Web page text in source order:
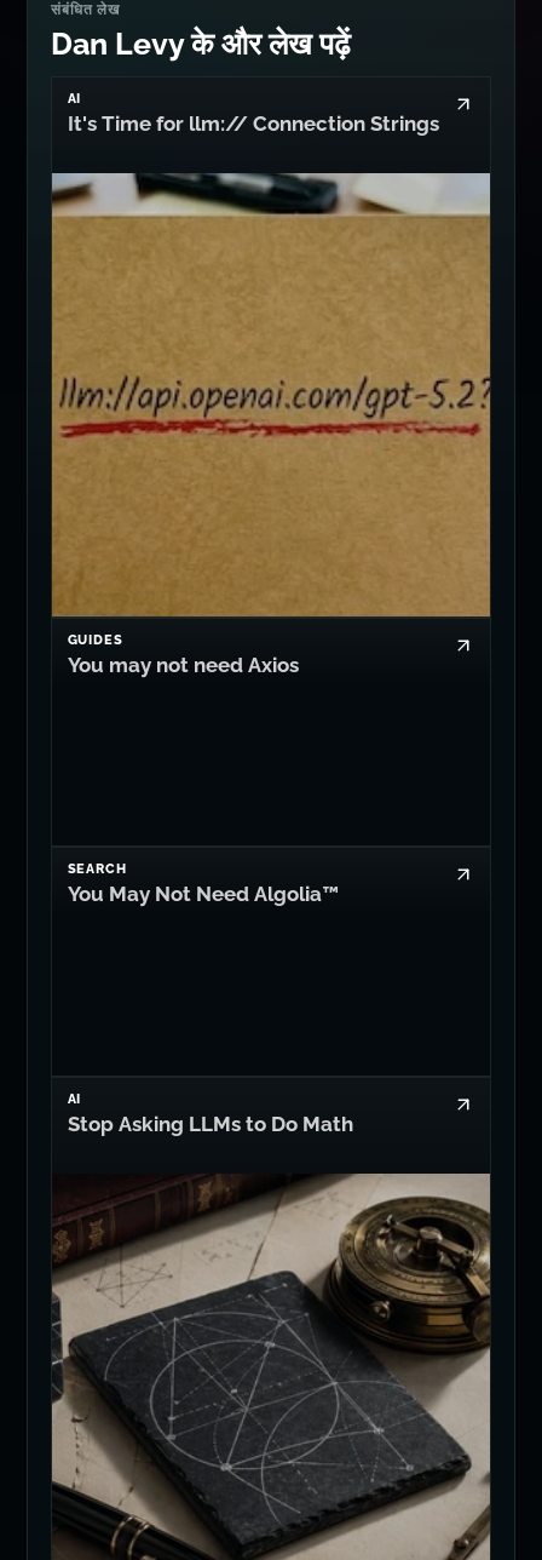
संबंधित लेख
Dan Levy के और लेख पढ़ें
AI
It's Time for llm:// Connection Strings
GUIDES
You may not need Axios
SEARCH
You May Not Need Algolia™
AI
Stop Asking LLMs to Do Math